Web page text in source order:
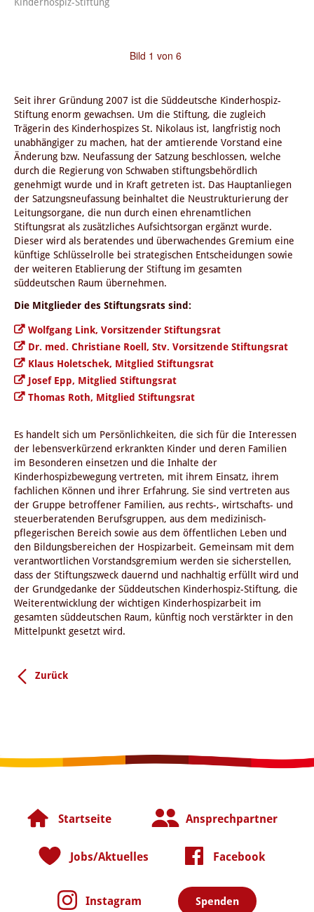
Bild 1 von 6
Seit ihrer Gründung 2007 ist die Süddeutsche Kinderhospiz-
Stiftung enorm gewachsen. Um die Stiftung, die zugleich
Trägerin des Kinderhospizes St. Nikolaus ist, langfristig noch
unabhängiger zu machen, hat der amtierende Vorstand eine
Änderung bzw. Neufassung der Satzung beschlossen, welche
durch die Regierung von Schwaben stiftungsbehördlich
genehmigt wurde und in Kraft getreten ist. Das Hauptanliegen
der Satzungsneufassung beinhaltet die Neustrukturierung der
Leitungsorgane, die nun durch einen ehrenamtlichen
Stiftungsrat als zusätzliches Aufsichtsorgan ergänzt wurde.
Dieser wird als beratendes und überwachendes Gremium eine
künftige Schlüsselrolle bei strategischen Entscheidungen sowie
der weiteren Etablierung der Stiftung im gesamten
süddeutschen Raum übernehmen.
Die Mitglieder des Stiftungsrats sind:
Wolfgang Link, Vorsitzender Stiftungsrat
Dr. med. Christiane Roell, Stv. Vorsitzende Stiftungsrat
Klaus Holetschek, Mitglied Stiftungsrat
Josef Epp, Mitglied Stiftungsrat
Thomas Roth, Mitglied Stiftungsrat
Es handelt sich um Persönlichkeiten, die sich für die Interessen
der lebensverkürzend erkrankten Kinder und deren Familien
im Besonderen einsetzen und die Inhalte der
Kinderhospizbewegung vertreten, mit ihrem Einsatz, ihrem
fachlichen Können und ihrer Erfahrung. Sie sind vertreten aus
der Gruppe betroffener Familien, aus rechts-, wirtschafts- und
steuerberatenden Berufsgruppen, aus dem medizinisch-
pflegerischen Bereich sowie aus dem öffentlichen Leben und
den Bildungsbereichen der Hospizarbeit. Gemeinsam mit dem
verantwortlichen Vorstandsgremium werden sie sicherstellen,
dass der Stiftungszweck dauernd und nachhaltig erfüllt wird und
der Grundgedanke der Süddeutschen Kinderhospiz-Stiftung, die
Weiterentwicklung der wichtigen Kinderhospizarbeit im
gesamten süddeutschen Raum, künftig noch verstärkter in den
Mittelpunkt gesetzt wird.
Zurück
Startseite Ansprechpartner
Jobs/Aktuelles Facebook
Instagram Spenden